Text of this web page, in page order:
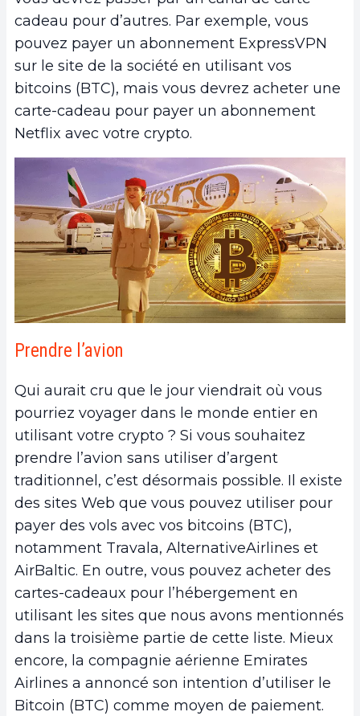
cadeau pour d’autres. Par exemple, vous
pouvez payer un abonnement ExpressVPN
sur le site de la société en utilisant vos
bitcoins (BTC), mais vous devrez acheter une
carte-cadeau pour payer un abonnement
Netflix avec votre crypto.
Prendre l’avion
Qui aurait cru que le jour viendrait où vous
pourriez voyager dans le monde entier en
utilisant votre crypto ? Si vous souhaitez
prendre l’avion sans utiliser d’argent
traditionnel, c’est désormais possible. Il existe
des sites Web que vous pouvez utiliser pour
payer des vols avec vos bitcoins (BTC),
notamment Travala, AlternativeAirlines et
AirBaltic. En outre, vous pouvez acheter des
cartes-cadeaux pour l’hébergement en
utilisant les sites que nous avons mentionnés
dans la troisième partie de cette liste. Mieux
encore, la compagnie aérienne Emirates
Airlines a annoncé son intention d’utiliser le
Bitcoin (BTC) comme moyen de paiement.